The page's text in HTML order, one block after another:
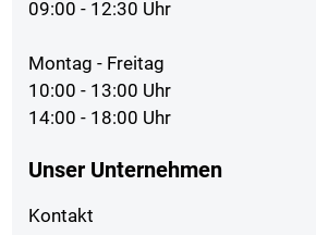
09:00 - 12:30 Uhr
Montag - Freitag
10:00 - 13:00 Uhr
14:00 - 18:00 Uhr
Unser Unternehmen
Kontakt